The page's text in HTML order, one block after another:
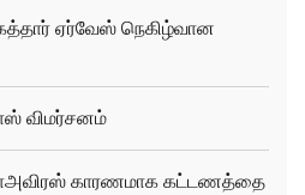
ஏர்வேஸ் நெகிழ்வான
விமர்சனம்
காரணமாக கட்டணத்தை